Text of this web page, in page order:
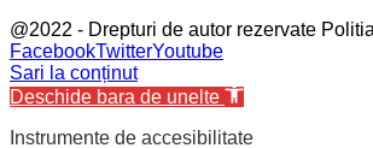
@2022 - Drepturi de autor rezervate
FacebookTwitterYoutube
Sari la conținut
Deschide bara de unelte
Instrumente de accesibilitate